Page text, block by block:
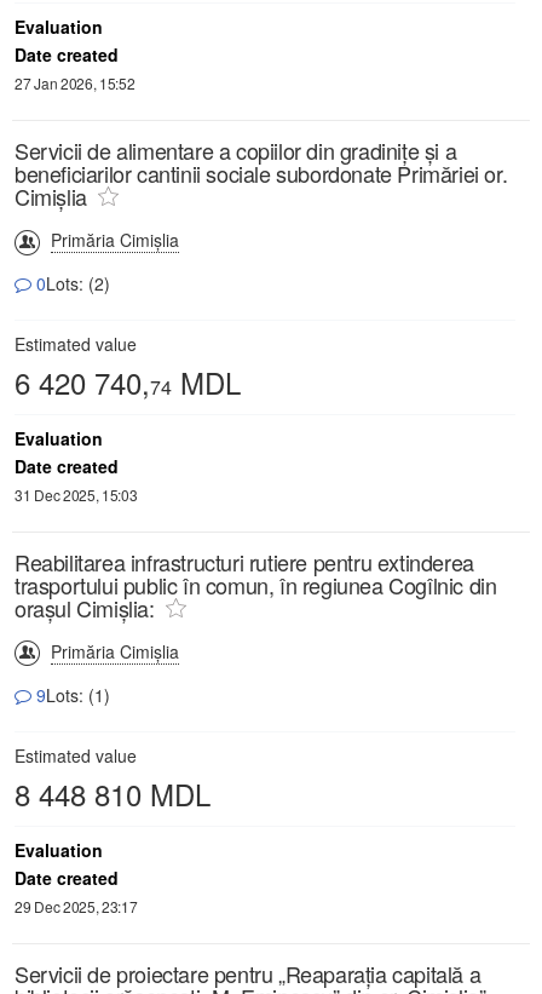
Evaluation
Date created
27 Jan 2026, 15:52
Servicii de alimentare a copiilor din gradinițe și a
beneficiarilor cantinii sociale subordonate Primăriei or.
Cimișlia
Primăria Cimișlia
0Lots: (2)
Estimated value
6 420 740,74 MDL
Evaluation
Date created
31 Dec 2025, 15:03
Reabilitarea infrastructuri rutiere pentru extinderea
trasportului public în comun, în regiunea Cogîlnic din
orașul Cimișlia:
Primăria Cimișlia
9Lots: (1)
Estimated value
8 448 810 MDL
Evaluation
Date created
29 Dec 2025, 23:17
Servicii de proiectare pentru „Reaparația capitală a